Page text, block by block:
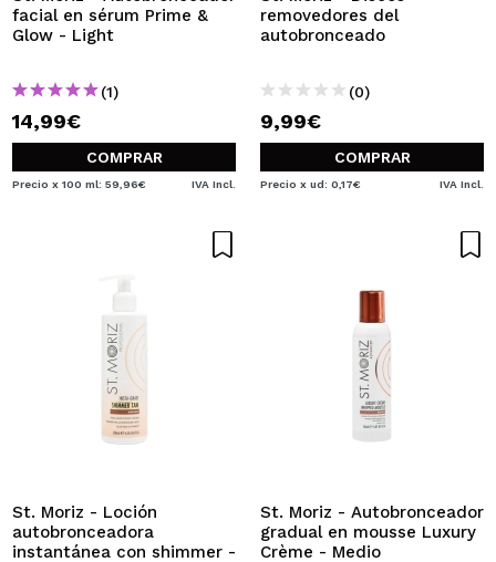
facial en sérum Prime &
Glow - Light
(1)
14,99€
COMPRAR
Precio x 100 ml: 59,96€ IVA Incl.
removedores del
autobronceado
(0)
9,99€
COMPRAR
Precio x ud: 0,17€ IVA Incl.
St. Moriz - Loción
autobronceadora
instantánea con shimmer -
St. Moriz - Autobronceador
gradual en mousse Luxury
Crème - Medio